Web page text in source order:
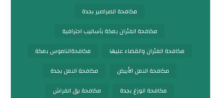
مكافحة الصراصير بجدة
مكافحة الفئران بمكة بأساليب احترافية
مكافحة الفئران والقضاء عليها
مكافحةالناموس بمكة
مكافحة النمل الأبيض
مكافحة النمل بجدة
مكافحة الوزغ بجدة
مكافحة بق الفراش